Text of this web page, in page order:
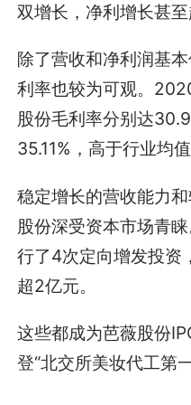
双增长，净利增长甚至
除了营收和净利润基
利率也较为可观。
股份毛利率分别达
35.11%，高于行业均值
稳定增长的营收能力
股份深受资本市场青
行了4次定向增发投资
超2亿元。
这些都成为芭薇股份
登“北交所美妆代工第一